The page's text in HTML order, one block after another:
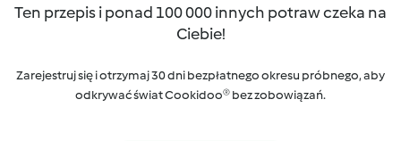
Ten przepis i ponad 100 000 innych potraw czeka na
Ciebie!
Zarejestruj się i otrzymaj 30 dni bezpłatnego okresu próbnego, aby
odkrywać świat Cookidoo® bez zobowiązań.